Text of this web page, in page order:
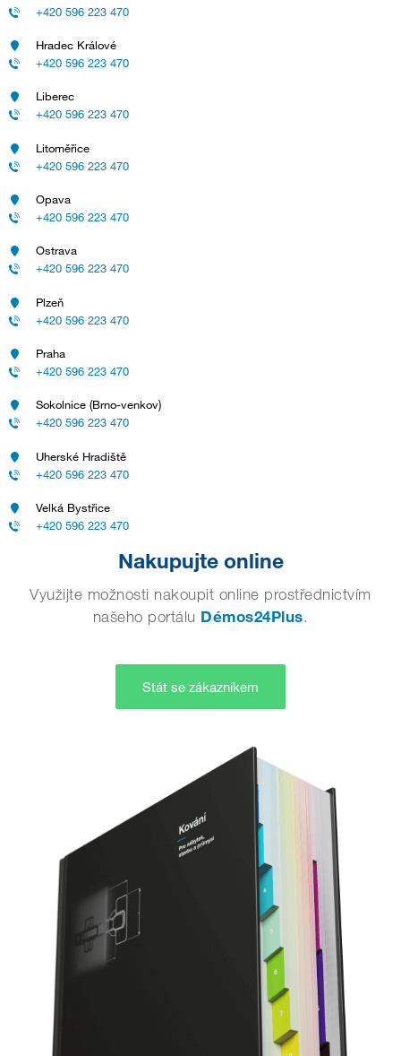
+420 596 223 470
Hradec Králové
+420 596 223 470
Liberec
+420 596 223 470
Litoměřice
+420 596 223 470
Opava
+420 596 223 470
Ostrava
+420 596 223 470
Plzeň
+420 596 223 470
Praha
+420 596 223 470
Sokolnice (Brno-venkov)
+420 596 223 470
Uherské Hradiště
+420 596 223 470
Velká Bystřice
+420 596 223 470
Nakupujte online
Využijte možnosti nakoupit online prostřednictvím
našeho portálu Démos24Plus.
Stát se zákazníkem